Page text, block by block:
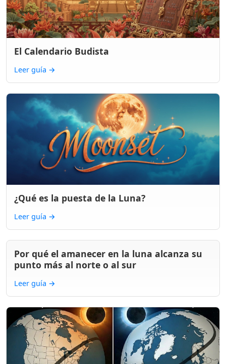
El Calendario Budista
Leer guía →
¿Qué es la puesta de la Luna?
Leer guía →
Por qué el amanecer en la luna alcanza su
punto más al norte o al sur
Leer guía →